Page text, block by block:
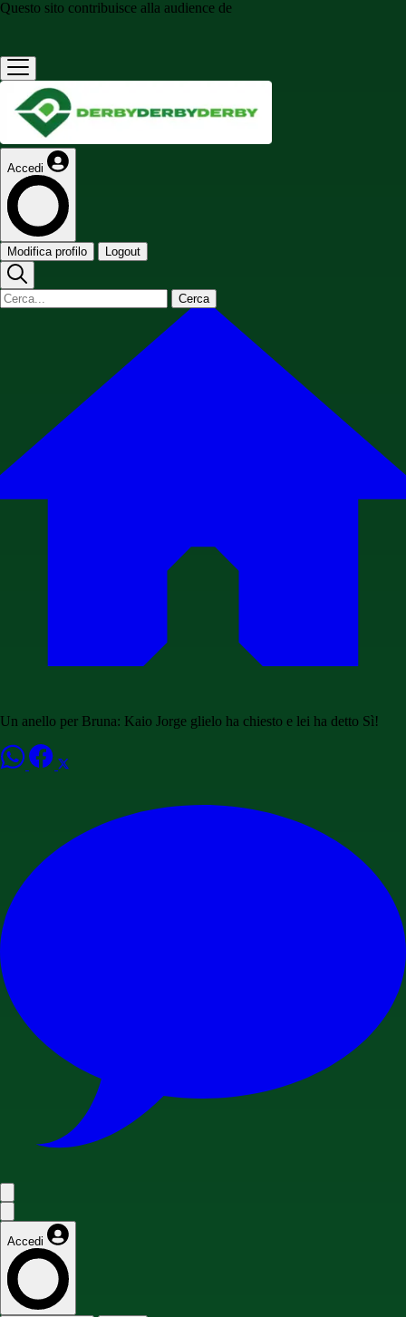
Questo sito contribuisce alla audience de
Accedi
Modifica profilo Logout
Cerca
Un anello per Bruna: Kaio Jorge glielo ha chiesto e lei ha detto Sì!
Accedi